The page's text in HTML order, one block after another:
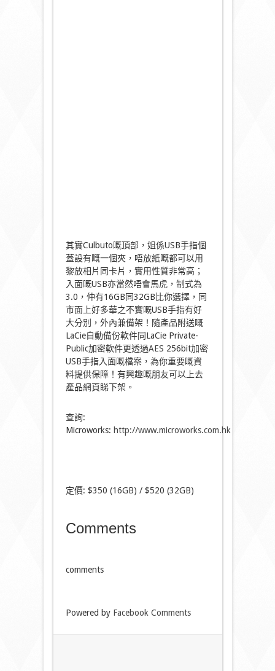
其實Culbuto嘅頂部，姐係USB手指個
蓋設有嘅一個夾，唔放紙嘅都可以用
黎放相片同卡片，實用性質非常高；
入面嘅USB亦當然唔會馬虎，制式為
3.0，仲有16GB同32GB比你選擇，同
市面上好多華之不實嘅USB手指有好
大分別，外內兼備架！隨產品附送嘅
LaCie自動備份軟件同LaCie Private-
Public加密軟件更透過AES 256bit加密
USB手指入面嘅檔案，為你重要嘅資
料提供保障！有興趣嘅朋友可以上去
產品網頁睇下架。
查詢:
Microworks: http://www.microworks.com.hk
定價: $350 (16GB) / $520 (32GB)
Comments
comments
Powered by Facebook Comments